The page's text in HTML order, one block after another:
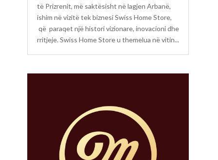
të Prizrenit, më saktësisht në lagjen Arbanë,
ishim në vizitë tek biznesi Swiss Home Store,
që paraqet një histori vizionare, inovacioni dhe
rritjeje. Swiss Home Store u themelua në vitin...